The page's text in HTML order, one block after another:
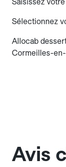
Sélectionnez
Allocab
Cormeilles-
Avis